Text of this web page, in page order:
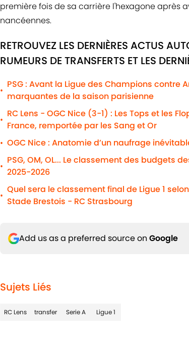
première fois de sa carrière l'hexagone après
nancéennes.
RETROUVEZ LES DERNIÈRES ACTUS
RUMEURS DE TRANSFERTS ET LES
•
PSG : Avant la Ligue des Champions contre
marquantes de la saison parisienne
•
RC Lens - OGC Nice (3-1) : Les Tops et les
France, remportée par les Sang et Or
• OGC Nice : Anatomie d’un naufrage
•
PSG, OM, OL... Le classement des budgets
2025-2026
•
Quel sera le classement final de Ligue 1
Stade Brestois - RC Strasbourg
Add us as a preferred source on Google
Sujets Liés
RC Lens transfer Serie A Ligue 1